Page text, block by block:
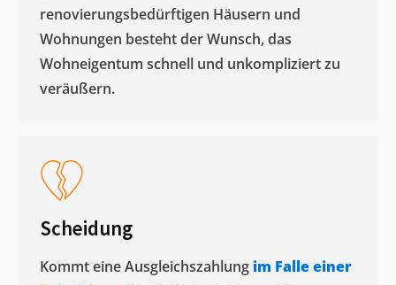
renovierungsbedürftigen Häusern und
Wohnungen besteht der Wunsch, das
Wohneigentum schnell und unkompliziert zu
veräußern. ​
Scheidung
Kommt eine Ausgleichszahlung im Falle einer